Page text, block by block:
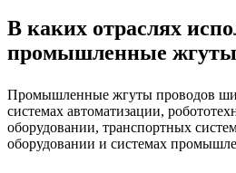
В каких отраслях
промышленные жгуты
Промышленные жгуты проводов
системах автоматизации,
оборудовании, транспортных
оборудовании и системах